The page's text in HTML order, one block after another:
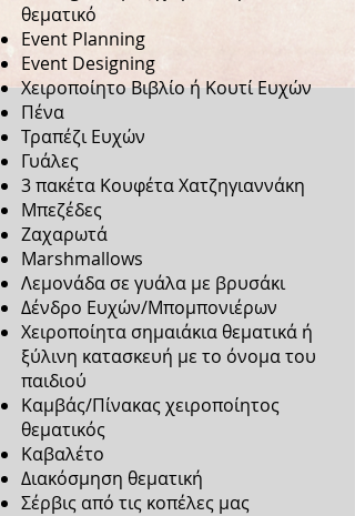
θεματικό
Event Planning
Event Designing
Χειροποίητο Βιβλίο ή Κουτί Ευχών
Πένα
Τραπέζι Ευχών
Γυάλες
3 πακέτα Κουφέτα Χατζηγιαννάκη
Μπεζέδες
Ζαχαρωτά
Marshmallows
Λεμονάδα σε γυάλα με βρυσάκι
Δένδρο Ευχών/Μπομπονιέρων
Χειροποίητα σημαιάκια θεματικά ή
ξύλινη κατασκευή με το όνομα του
παιδιού
Καμβάς/Πίνακας χειροποίητος
θεματικός
Καβαλέτο
Διακόσμηση θεματική
Σέρβις από τις κοπέλες μας